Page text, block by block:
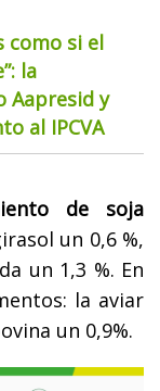
como si el
la
Aapresid y
al IPCVA
de soja
un 0,6 %,
un 1,3 %. En
la aviar
un 0,9%.